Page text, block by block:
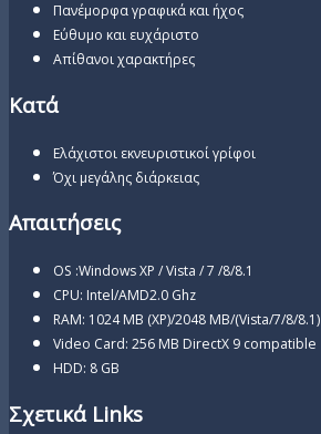
Πανέμορφα γραφικά και ήχος
Εύθυμο και ευχάριστο
Απίθανοι χαρακτήρες
Κατά
Ελάχιστοι εκνευριστικοί γρίφοι
Όχι μεγάλης διάρκειας
Απαιτήσεις
OS :Windows XP / Vista / 7 /8/8.1
CPU: Intel/AMD2.0 Ghz
RAM: 1024 MB (XP)/2048 MB/(Vista/7/8/8.1)
Video Card: 256 MB DirectX 9 compatible
HDD: 8 GB
Σχετικά Links